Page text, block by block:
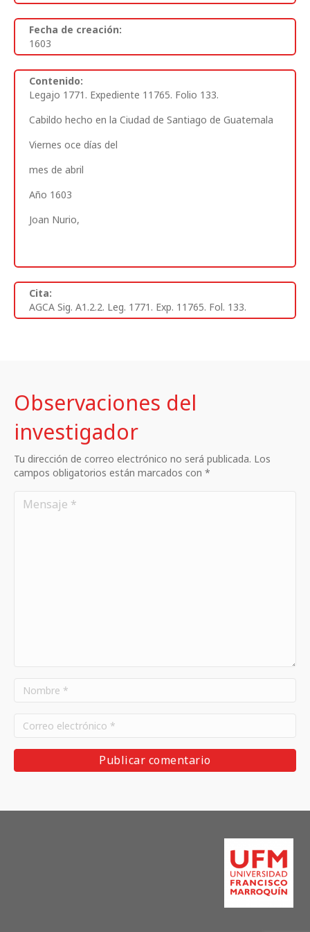
Fecha de creación:
1603
Contenido:
Legajo 1771. Expediente 11765. Folio 133.
Cabildo hecho en la Ciudad de Santiago de Guatemala
Viernes oce días del
mes de abril
Año 1603
Joan Nurio,
Cita:
AGCA Sig. A1.2.2. Leg. 1771. Exp. 11765. Fol. 133.
Observaciones del
investigador
Tu dirección de correo electrónico no será publicada. Los
campos obligatorios están marcados con *